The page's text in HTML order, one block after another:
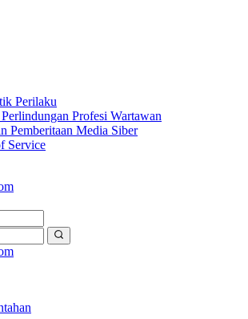
Perilaku
Perlindungan Profesi Wartawan
Pemberitaan Media Siber
Service